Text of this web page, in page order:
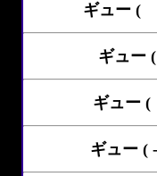
ギュー (
ギュー
ギュー
ギュー (